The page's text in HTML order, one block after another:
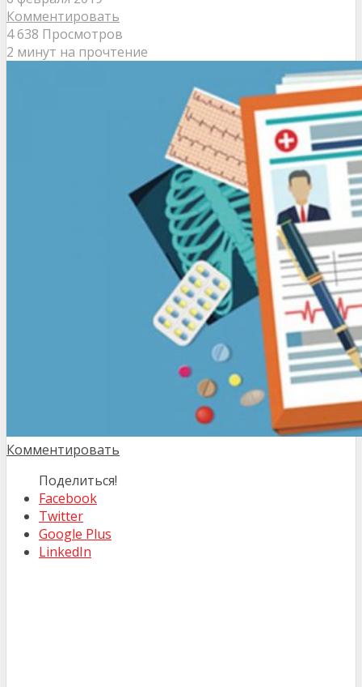
Комментировать
4 638 Просмотров
2 минут на прочтение
Комментировать
Поделиться!
Facebook
Twitter
Google Plus
LinkedIn